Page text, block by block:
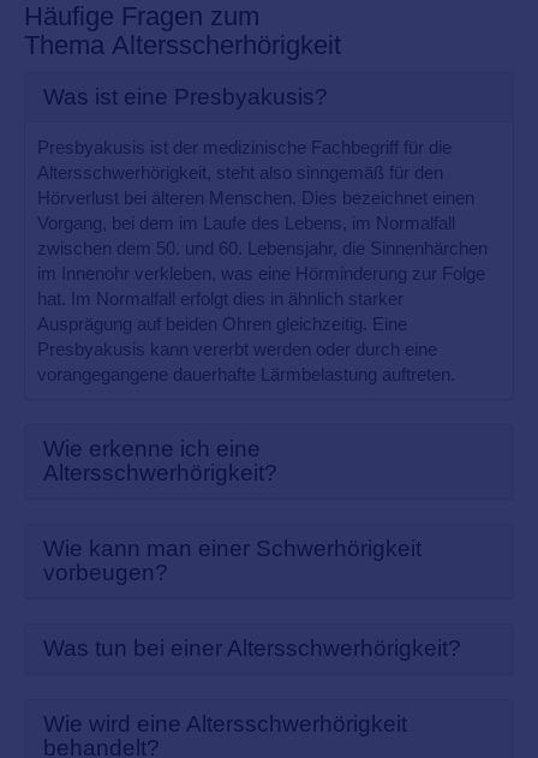
Häufige Fragen zum
Thema Altersscherhörigkeit
Was ist eine Presbyakusis?
Presbyakusis ist der medizinische Fachbegriff für die
Altersschwerhörigkeit, steht also sinngemäß für den
Hörverlust bei älteren Menschen. Dies bezeichnet einen
Vorgang, bei dem im Laufe des Lebens, im Normalfall
zwischen dem 50. und 60. Lebensjahr, die Sinnenhärchen
im Innenohr verkleben, was eine Hörminderung zur Folge
hat. Im Normalfall erfolgt dies in ähnlich starker
Ausprägung auf beiden Ohren gleichzeitig. Eine
Presbyakusis kann vererbt werden oder durch eine
vorangegangene dauerhafte Lärmbelastung auftreten.
Wie erkenne ich eine
Altersschwerhörigkeit?
Wie kann man einer Schwerhörigkeit
vorbeugen?
Was tun bei einer Altersschwerhörigkeit?
Wie wird eine Altersschwerhörigkeit
behandelt?